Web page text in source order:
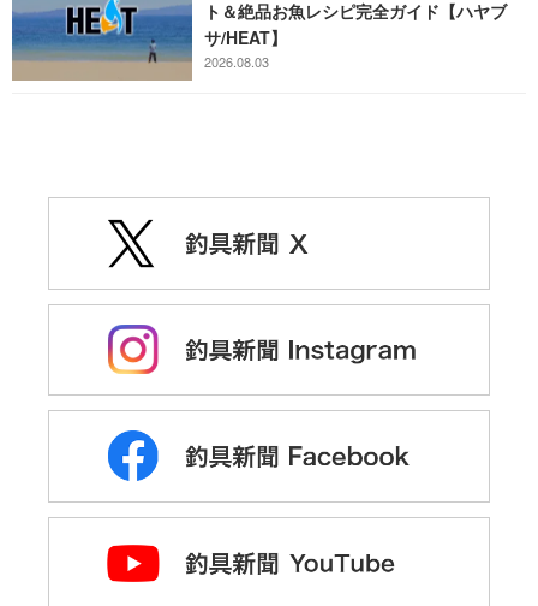
ト＆絶品お魚レシピ完全ガイド【ハヤブ
サ/HEAT】
2026.08.03